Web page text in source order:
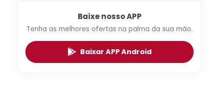
Baixe nosso APP
Tenha as melhores ofertas na palma da sua mão.
Baixar APP Android